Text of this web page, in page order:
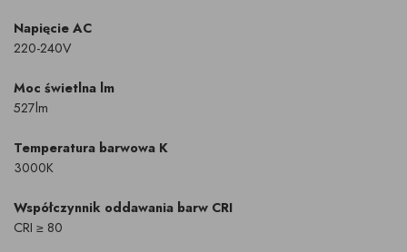
Napięcie AC
220-240V
Moc świetlna lm
527lm
Temperatura barwowa K
3000K
Współczynnik oddawania barw CRI
CRI ≥ 80